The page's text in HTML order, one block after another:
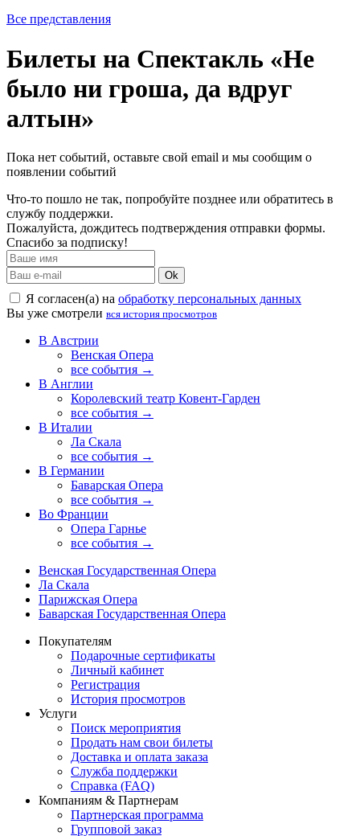
Все представления
Билеты на Спектакль «Не
было ни гроша, да вдруг
алтын»
Пока нет событий, оставьте свой email и мы сообщим о
появлении событий
Что-то пошло не так, попробуйте позднее или обратитесь в
службу поддержки.
Пожалуйста, дождитесь подтверждения отправки формы.
Спасибо за подписку!
Ok
Я согласен(а) на обработку персональных данных
Вы уже смотрели вся история просмотров
В Австрии
Венская Опера
все события →
В Англии
Королевский театр Ковент-Гарден
все события →
В Италии
Ла Скала
все события →
В Германии
Баварская Опера
все события →
Во Франции
Опера Гарнье
все события →
Венская Государственная Опера
Ла Скала
Парижская Опера
Баварская Государственная Опера
Покупателям
Подарочные сертификаты
Личный кабинет
Регистрация
История просмотров
Услуги
Поиск мероприятия
Продать нам свои билеты
Доставка и оплата заказа
Служба поддержки
Справка (FAQ)
Компаниям & Партнерам
Партнерская программа
Групповой заказ